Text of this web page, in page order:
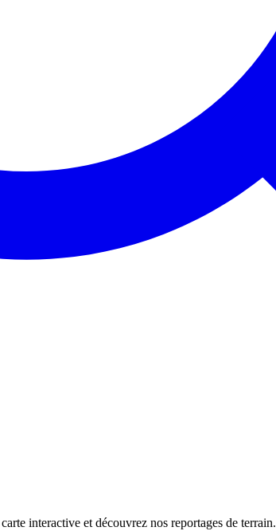
interactive et découvrez nos reportages de terrain.